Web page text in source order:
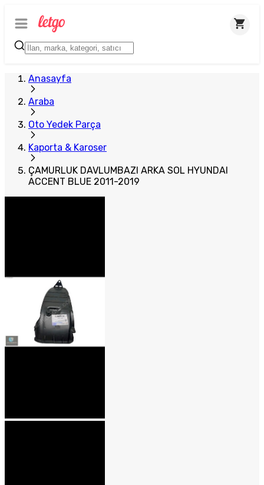
Anasayfa
Araba
Oto Yedek Parça
Kaporta & Karoser
ÇAMURLUK DAVLUMBAZI ARKA SOL HYUNDAI
ACCENT BLUE 2011-2019
Plus Satıcı